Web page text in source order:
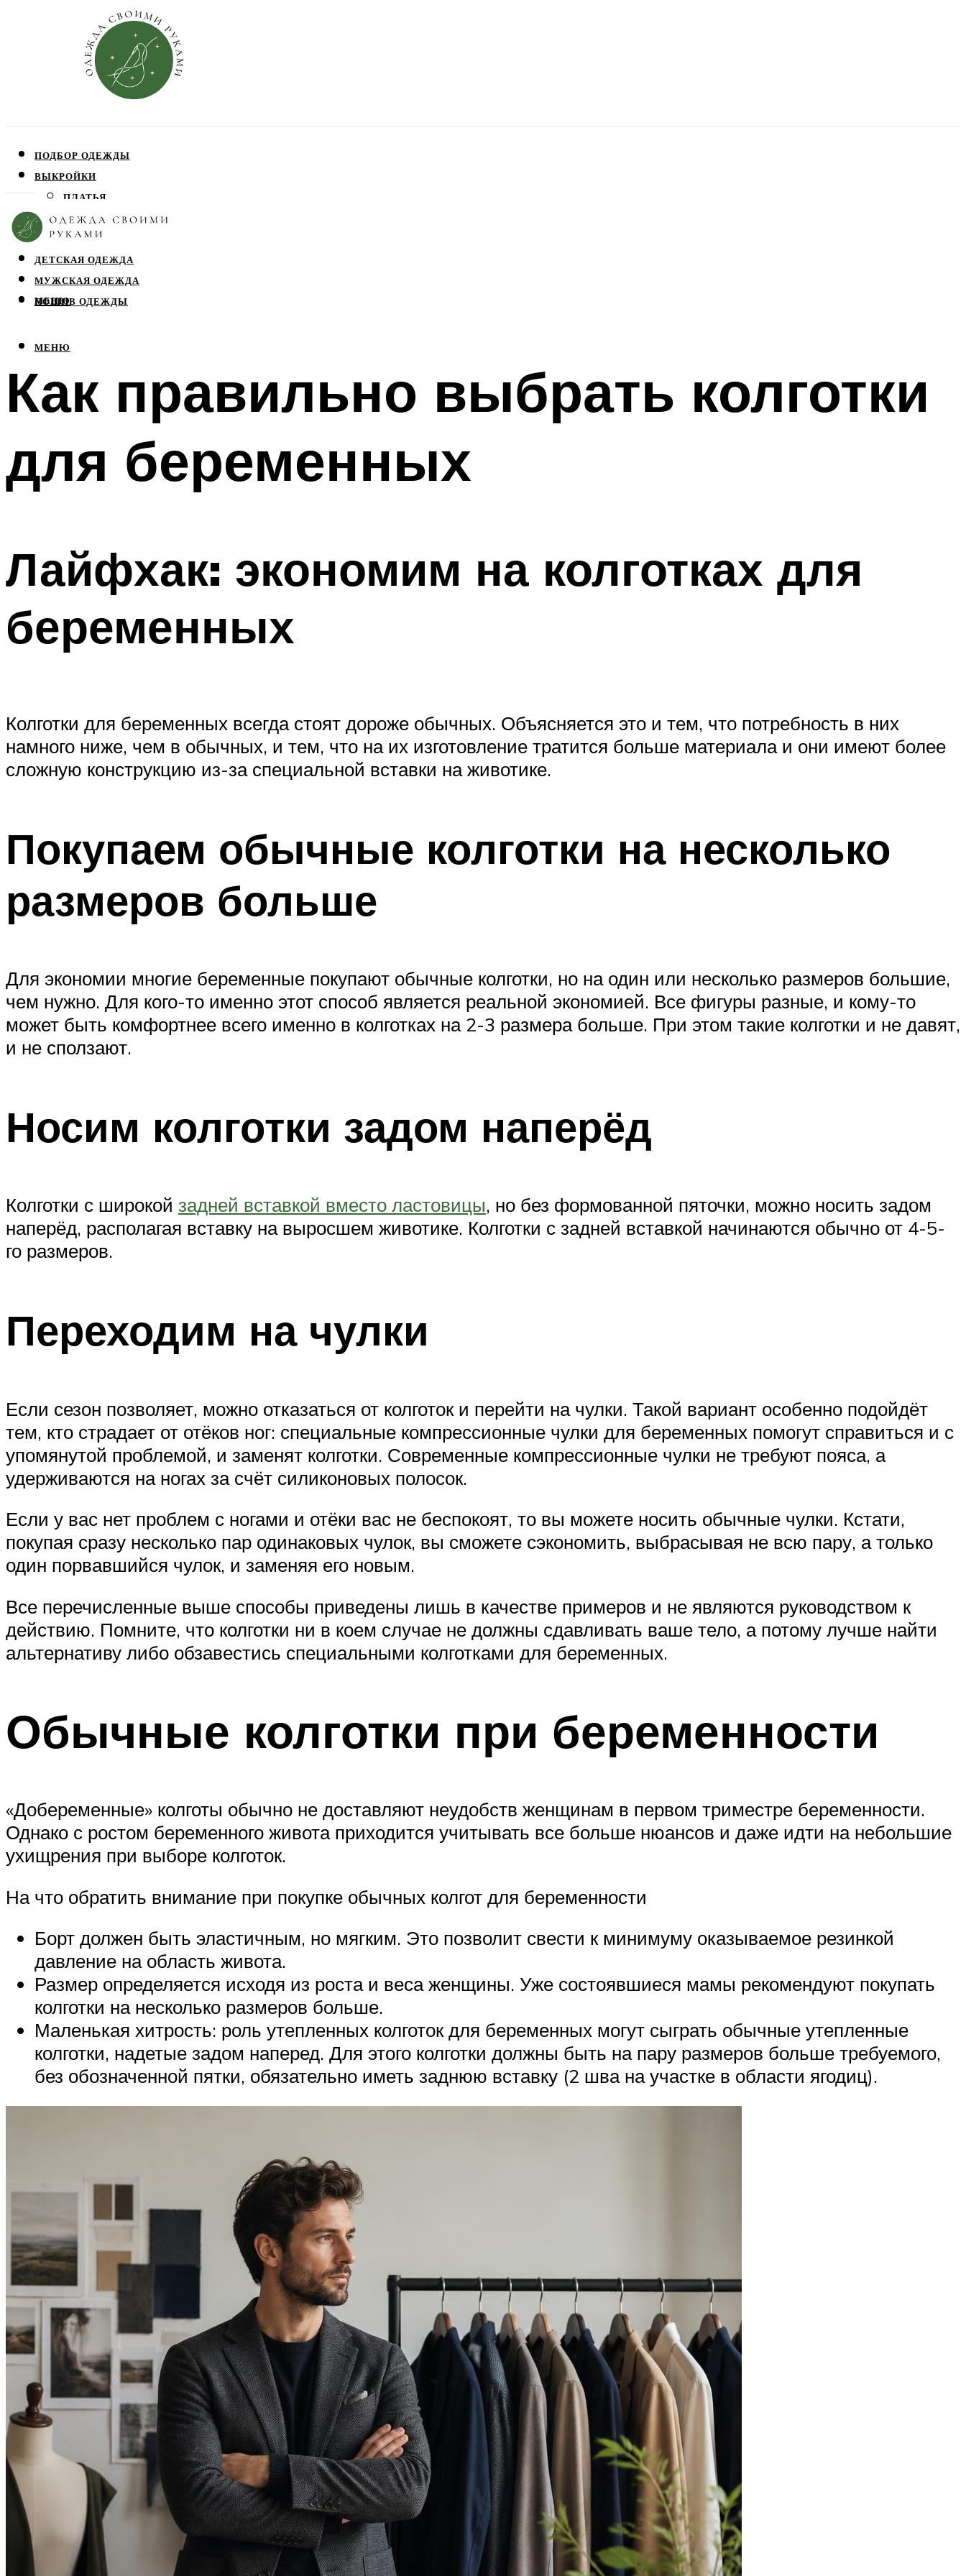
ПОДБОР ОДЕЖДЫ
ВЫКРОЙКИ
ПЛАТЬЯ
ЮБКИ
БЛУЗЫ
ДЕТСКАЯ ОДЕЖДА
МУЖСКАЯ ОДЕЖДА
ПОШИВ ОДЕЖДЫ
МЕНЮ
МЕНЮ
Как правильно выбрать колготки
для беременных
Лайфхак: экономим на колготках для
беременных
Колготки для беременных всегда стоят дороже обычных. Объясняется это и тем, что потребность в них
намного ниже, чем в обычных, и тем, что на их изготовление тратится больше материала и они имеют более
сложную конструкцию из-за специальной вставки на животике.
Покупаем обычные колготки на несколько
размеров больше
Для экономии многие беременные покупают обычные колготки, но на один или несколько размеров большие,
чем нужно. Для кого-то именно этот способ является реальной экономией. Все фигуры разные, и кому-то
может быть комфортнее всего именно в колготках на 2-3 размера больше. При этом такие колготки и не давят,
и не сползают.
Носим колготки задом наперёд
Колготки с широкой задней вставкой вместо ластовицы, но без формованной пяточки, можно носить задом
наперёд, располагая вставку на выросшем животике. Колготки с задней вставкой начинаются обычно от 4-5-
го размеров.
Переходим на чулки
Если сезон позволяет, можно отказаться от колготок и перейти на чулки. Такой вариант особенно подойдёт
тем, кто страдает от отёков ног: специальные компрессионные чулки для беременных помогут справиться и с
упомянутой проблемой, и заменят колготки. Современные компрессионные чулки не требуют пояса, а
удерживаются на ногах за счёт силиконовых полосок.
Если у вас нет проблем с ногами и отёки вас не беспокоят, то вы можете носить обычные чулки. Кстати,
покупая сразу несколько пар одинаковых чулок, вы сможете сэкономить, выбрасывая не всю пару, а только
один порвавшийся чулок, и заменяя его новым.
Все перечисленные выше способы приведены лишь в качестве примеров и не являются руководством к
действию. Помните, что колготки ни в коем случае не должны сдавливать ваше тело, а потому лучше найти
альтернативу либо обзавестись специальными колготками для беременных.
Обычные колготки при беременности
«Добеременные» колготы обычно не доставляют неудобств женщинам в первом триместре беременности.
Однако с ростом беременного живота приходится учитывать все больше нюансов и даже идти на небольшие
ухищрения при выборе колготок.
На что обратить внимание при покупке обычных колгот для беременности
Борт должен быть эластичным, но мягким. Это позволит свести к минимуму оказываемое резинкой
давление на область живота.
Размер определяется исходя из роста и веса женщины. Уже состоявшиеся мамы рекомендуют покупать
колготки на несколько размеров больше.
Маленькая хитрость: роль утепленных колготок для беременных могут сыграть обычные утепленные
колготки, надетые задом наперед. Для этого колготки должны быть на пару размеров больше требуемого,
без обозначенной пятки, обязательно иметь заднюю вставку (2 шва на участке в области ягодиц).